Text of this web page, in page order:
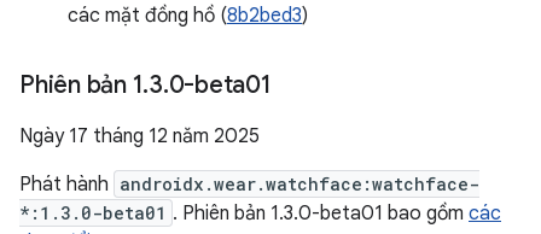
các mặt đồng hồ (8b2bed3)
Phiên bản 1.3.0-beta01
Ngày 17 tháng 12 năm 2025
Phát hành androidx.wear.watchface:watchface-
*:1.3.0-beta01 . Phiên bản 1.3.0-beta01 bao gồm các